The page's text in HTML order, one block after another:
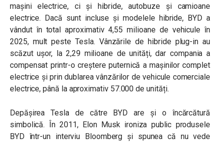
mașini electrice, ci și hibride, autobuze și camioane
electrice. Dacă sunt incluse și modelele hibride, BYD a
vândut în total aproximativ 4,55 milioane de vehicule în
2025, mult peste Tesla. Vânzările de hibride plug-in au
scăzut ușor, la 2,29 milioane de unități, dar compania a
compensat printr-o creștere puternică a mașinilor complet
electrice și prin dublarea vânzărilor de vehicule comerciale
electrice, până la aproximativ 57.000 de unități.
Depășirea Tesla de către BYD are și o încărcătură
simbolică. În 2011, Elon Musk ironiza public produsele
BYD într-un interviu Bloomberg și spunea că nu vede